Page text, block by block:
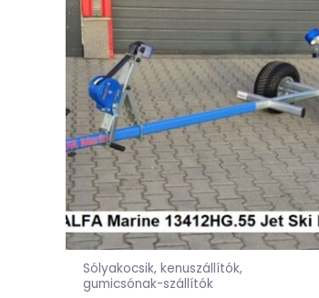
Sólyakocsik, kenuszállítók,
gumicsónak-szállítók